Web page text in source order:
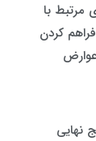
با
کردن
نهایی